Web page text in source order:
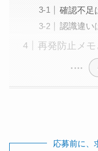
確認不足
認識違い
再発防止メ
応募前に、